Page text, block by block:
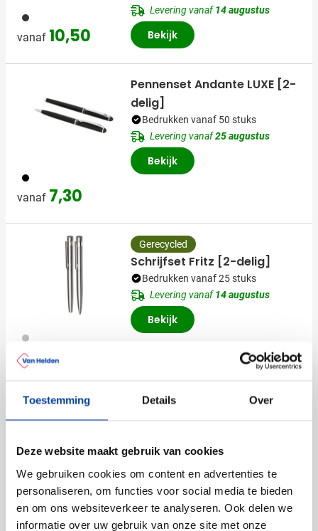
Toestemming Details Over
Deze website maakt gebruik van cookies
We gebruiken cookies om content en advertenties te
personaliseren, om functies voor social media te bieden
en om ons websiteverkeer te analyseren. Ook delen we
informatie over uw gebruik van onze site met onze
011
vanaf 10,50
Levering vanaf14 augustus
Bekijk
001
vanaf 7,30
Pennenset Andante LUXE [2-
delig]
Bedrukken vanaf 50 stuks
Levering vanaf25 augustus
Bekijk
032
vanaf 3,82
Gerecycled
Schrijfset Fritz [2-delig]
Bedrukken vanaf 25 stuks
Levering vanaf14 augustus
Bekijk
001
7,44
Nieuw
Bedrukken vanaf 1 stuks
Levering vanaf19 augustus
Bekijk